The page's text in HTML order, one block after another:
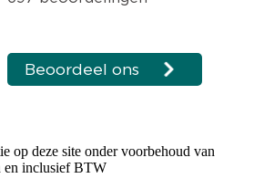
op deze site onder voorbehoud van
en inclusief BTW